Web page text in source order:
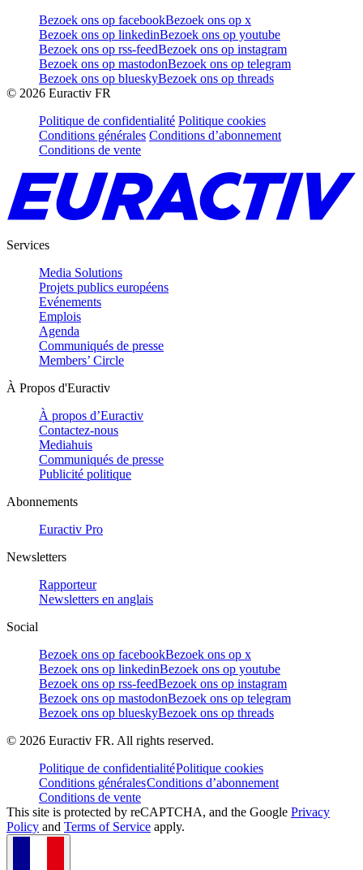
Bezoek ons op facebookBezoek ons op x
Bezoek ons op linkedinBezoek ons op youtube
Bezoek ons op rss-feedBezoek ons op instagram
Bezoek ons op mastodonBezoek ons op telegram
Bezoek ons op blueskyBezoek ons op threads
© 2026 Euractiv FR
Politique de confidentialité Politique cookies
Conditions générales Conditions d’abonnement
Conditions de vente
Services
Media Solutions
Projets publics européens
Evénements
Emplois
Agenda
Communiqués de presse
Members’ Circle
À Propos d'Euractiv
À propos d’Euractiv
Contactez-nous
Mediahuis
Communiqués de presse
Publicité politique
Abonnements
Euractiv Pro
Newsletters
Rapporteur
Newsletters en anglais
Social
Bezoek ons op facebookBezoek ons op x
Bezoek ons op linkedinBezoek ons op youtube
Bezoek ons op rss-feedBezoek ons op instagram
Bezoek ons op mastodonBezoek ons op telegram
Bezoek ons op blueskyBezoek ons op threads
© 2026 Euractiv FR. All rights reserved.
Politique de confidentialitéPolitique cookies
Conditions généralesConditions d’abonnement
Conditions de vente
This site is protected by reCAPTCHA, and the Google Privacy
Policy and Terms of Service apply.